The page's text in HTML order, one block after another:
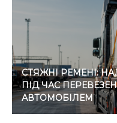
СТЯЖНІ РЕМЕНІ:
ПІД ЧАС
АВТОМОБІЛЕМ